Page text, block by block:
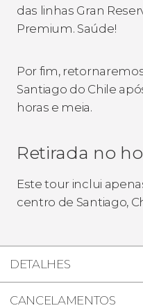
das linhas Gran
Premium. Saúde!
Por fim,
Santiago do Chile
horas e meia.
Retirada no
Este tour inclui
centro de Santiago,
DETALHES
CANCELAMENTOS